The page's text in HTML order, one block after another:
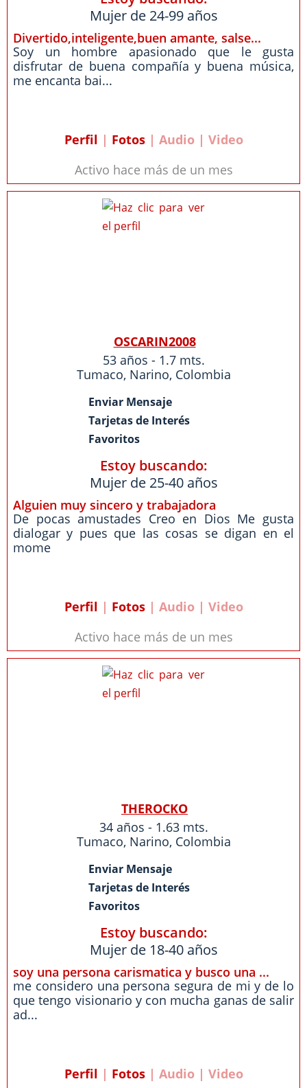
Mujer de 24-99 años
Divertido,inteligente,buen amante, salse...
Soy un hombre apasionado que le gusta
disfrutar de buena compañía y buena música,
me encanta bai...
Perfil | Fotos| Audio | Video
Activo hace más de un mes
OSCARIN2008
53 años - 1.7 mts.
Tumaco, Narino, Colombia
Enviar Mensaje
Tarjetas de Interés
Favoritos
Estoy buscando:
Mujer de 25-40 años
Alguien muy sincero y trabajadora
De pocas amustades Creo en Dios Me gusta
dialogar y pues que las cosas se digan en el
mome
Perfil | Fotos| Audio | Video
Activo hace más de un mes
THEROCKO
34 años - 1.63 mts.
Tumaco, Narino, Colombia
Enviar Mensaje
Tarjetas de Interés
Favoritos
Estoy buscando:
Mujer de 18-40 años
soy una persona carismatica y busco una ...
me considero una persona segura de mi y de lo
que tengo visionario y con mucha ganas de salir
ad...
Perfil | Fotos| Audio | Video